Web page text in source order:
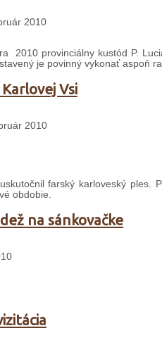
2010
2010 provinciálny kustód P.
je povinný vykonať aspoň
Vsi
2010
farský karloveský ples.
obdobie.
na sánkovačke